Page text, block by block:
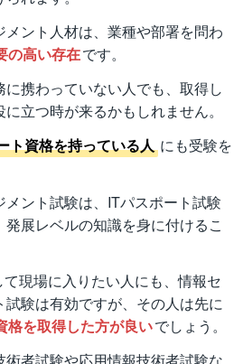
ント人材は、業種や部署を問わ
の高い存在です。
携わっていない人でも、取得し
立つ時が来るかもしれません。
ト資格を持っている人 にも受験を
ント試験は、ITパスポート試験
展レベルの知識を身に付けるこ
現場に入りたい人にも、情報セ
験は有効ですが、その人は先に
格を取得した方が良いでしょう。